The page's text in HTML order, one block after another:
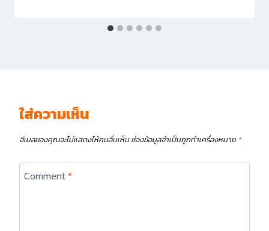
ใส่ความเห็น
อีเมลของคุณจะไม่แสดงให้คนอื่นเห็น ช่องข้อมูลจำเป็นถูกทำเครื่องหมาย *
Comment*